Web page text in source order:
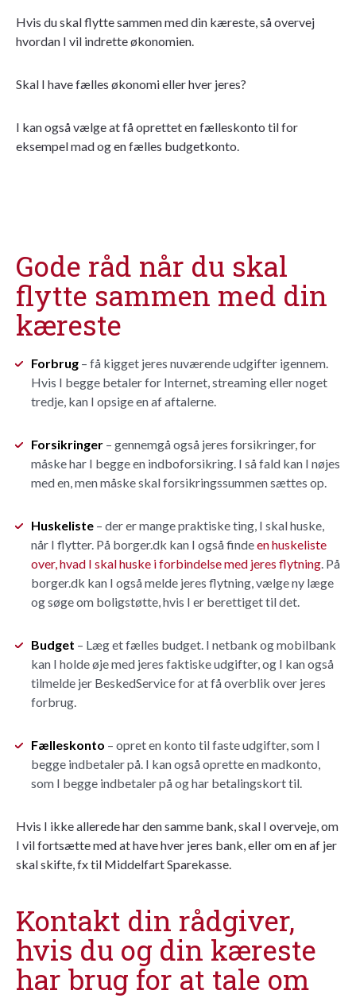
Hvis du skal flytte sammen med din kæreste, så overvej
hvordan I vil indrette økonomien.
Skal I have fælles økonomi eller hver jeres?
I kan også vælge at få oprettet en fælleskonto til for
eksempel mad og en fælles budgetkonto.
Gode råd når du skal
flytte sammen med din
kæreste
Forbrug – få kigget jeres nuværende udgifter igennem.
Hvis I begge betaler for Internet, streaming eller noget
tredje, kan I opsige en af aftalerne.
Forsikringer – gennemgå også jeres forsikringer, for
måske har I begge en indboforsikring. I så fald kan I nøjes
med en, men måske skal forsikringssummen sættes op.
Huskeliste – der er mange praktiske ting, I skal huske,
når I flytter. På borger.dk kan I også findeen huskeliste
over, hvad I skal huske i forbindelse med jeres flytning. På
borger.dk kan I også melde jeres flytning, vælge ny læge
og søge om boligstøtte, hvis I er berettiget til det.
Budget – Læg et fælles budget. I netbank og mobilbank
kan I holde øje med jeres faktiske udgifter, og I kan også
tilmelde jer BeskedService for at få overblik over jeres
forbrug.
Fælleskonto – opret en konto til faste udgifter, som I
begge indbetaler på. I kan også oprette en madkonto,
som I begge indbetaler på og har betalingskort til.
Hvis I ikke allerede har den samme bank, skal I overveje, om
I vil fortsætte med at have hver jeres bank, eller om en af jer
skal skifte, fx til Middelfart Sparekasse.
Kontakt din rådgiver,
hvis du og din kæreste
har brug for at tale om